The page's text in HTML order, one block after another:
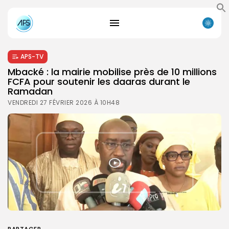
APS-TV
Mbacké : la mairie mobilise près de 10 millions
FCFA pour soutenir les daaras durant le
Ramadan
VENDREDI 27 FÉVRIER 2026 À 10H48